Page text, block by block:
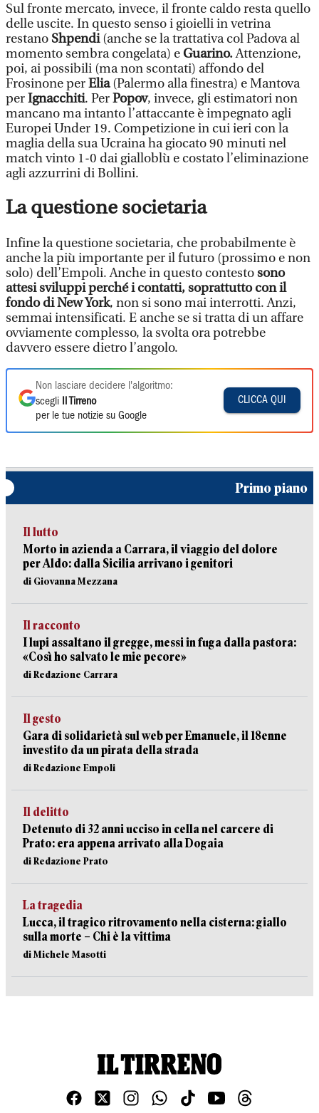
Sul fronte mercato, invece, il fronte caldo resta quello
delle uscite. In questo senso i gioielli in vetrina
restano Shpendi(anche se la trattativa col Padova al
momento sembra congelata) eGuarino.Attenzione,
poi, ai possibili (ma non scontati) affondo del
Frosinone perElia(Palermo alla finestra) e Mantova
perIgnacchiti. PerPopov, invece, gli estimatori non
mancano ma intanto l’attaccante è impegnato agli
Europei Under 19. Competizione in cui ieri con la
maglia della sua Ucraina ha giocato 90 minuti nel
match vinto 1-0 dai gialloblù e costato l’eliminazione
agli azzurrini di Bollini.
La questione societaria
Infine la questione societaria, che probabilmente è
anche la più importante per il futuro (prossimo e non
solo) dell’Empoli. Anche in questo contestosono
attesi sviluppi perché i contatti, soprattutto con il
fondo di New York, non si sono mai interrotti. Anzi,
semmai intensificati. E anche se si tratta di un affare
ovviamente complesso, la svolta ora potrebbe
davvero essere dietro l’angolo.
Non lasciare decidere l'algoritmo:
scegli
Il Tirreno
per le tue notizie su Google
CLICCA QUI
Primo piano
Il lutto
Morto in azienda a Carrara, il viaggio del dolore
per Aldo: dalla Sicilia arrivano i genitori
di Giovanna Mezzana
Il racconto
I lupi assaltano il gregge, messi in fuga dalla pastora:
«Così ho salvato le mie pecore»
di Redazione Carrara
Il gesto
Gara di solidarietà sul web per Emanuele, il 18enne
investito da un pirata della strada
di Redazione Empoli
Il delitto
Detenuto di 32 anni ucciso in cella nel carcere di
Prato: era appena arrivato alla Dogaia
di Redazione Prato
La tragedia
Lucca, il tragico ritrovamento nella cisterna: giallo
sulla morte – Chi è la vittima
di Michele Masotti